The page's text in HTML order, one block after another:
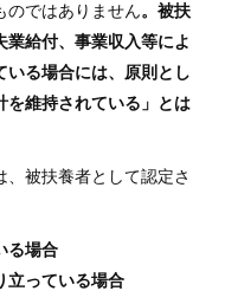
のではありません。被扶
給付、事業収入等によ
いる場合には、原則とし
を維持されている」とは
被扶養者として認定さ
る場合
立っている場合